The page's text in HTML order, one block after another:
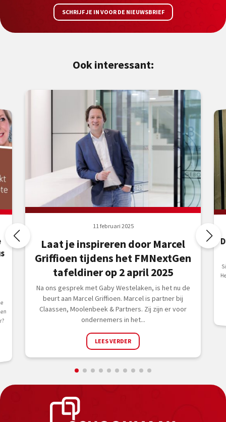
SCHRIJF JE IN VOOR DE NIEUWSBRIEF
Ook interessant:
11 februari 2025
Laat je inspireren door Marcel
Griffioen tijdens het FMNextGen
tafeldiner op 2 april 2025
Na ons gesprek met Gaby Westelaken, is het nu de
beurt aan Marcel Griffioen. Marcel is partner bij
Claassen, Moolenbeek & Partners. Zij zijn er voor
ondernemers in het...
LEES VERDER